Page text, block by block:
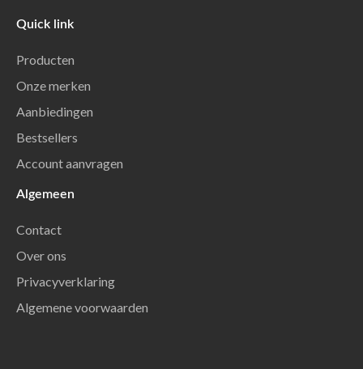
Quick link
Producten
Onze merken
Aanbiedingen
Bestsellers
Account aanvragen
Algemeen
Contact
Over ons
Privacyverklaring
Algemene voorwaarden